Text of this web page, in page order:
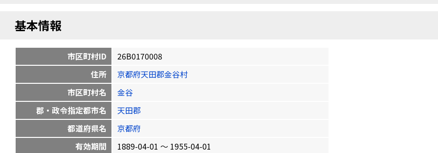
基本情報
市区町村ID
26B0170008
住所
京都府天田郡金谷村
市区町村名
金谷
郡・政令指定都市名
天田郡
都道府県名
京都府
有効期間
1889-04-01 〜 1955-04-01